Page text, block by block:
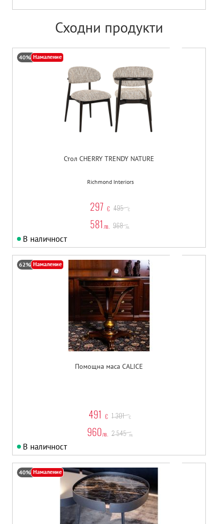
Сходни продукти
40% Намаление
Стол CHERRY TRENDY NATURE
Richmond Interiors
297 € 495 €
581 лв. 968 лв.
В наличност
62% Намаление
Помощна маса CALICE
491 € 1 301 €
960лв. 2 545 лв.
В наличност
40% Намаление